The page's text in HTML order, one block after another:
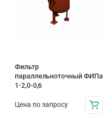
Фильтр
параллельноточный ФИПа
1-2,0-0,6
Цена по запросу